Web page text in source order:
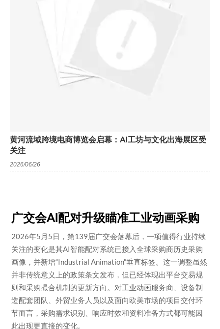
黄河流域跨境电商博览会启幕：AI工坊与文化出海展区受
关注
2026/06/26
广交会AI配对升级瞄准工业动画采购
2026年5月5日，第139届广交会落幕后，一项值得行业持续
关注的变化是其AI智能配对系统已接入全球采购商历史采购
画像，并新增“Industrial Animation”垂直标签。这一调整虽然
并非传统意义上的政策条文发布，但已经体现出平台交易规
则和采购撮合机制的更新方向。对工业动画服务商、设备制
造配套团队、外贸业务人员以及面向欧美市场的项目交付环
节而言，采购需求识别、响应时效和资料准备方式都可能因
此出现更直接的变化。